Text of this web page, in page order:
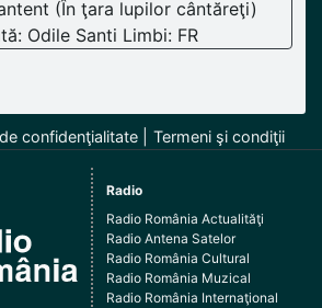
(În ţara lupilor cântăreţi)
Odile Santi Limbi: FR
confidenţialitate Termeni şi condiţii
Radio
Radio România Actualităţi
Radio Antena Satelor
Radio România Cultural
Radio România Muzical
Radio România Internaţional